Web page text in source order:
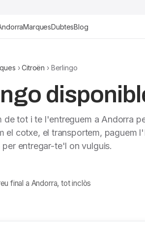
MarquesDubtesBlog
›Citroën › Berlingo
de tot i te l'entreguem a Andorra
el cotxe, el transportem, paguem
entregar-te'l on vulguis.
final a Andorra, tot inclòs